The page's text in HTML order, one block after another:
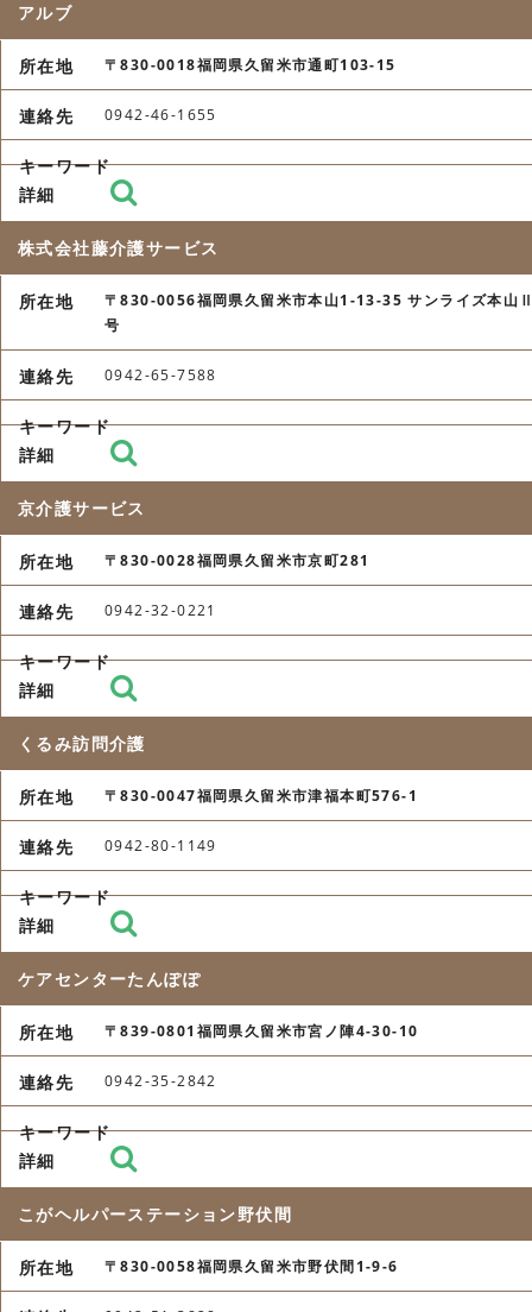
アルブ
〒830-0018福岡県久留米市通町103-15
0942-46-1655
株式会社藤介護サービス
〒830-0056福岡県久留米市本山1-13-35 サンライズ本山
号
0942-65-7588
京介護サービス
〒830-0028福岡県久留米市京町281
0942-32-0221
くるみ訪問介護
〒830-0047福岡県久留米市津福本町576-1
0942-80-1149
ケアセンターたんぽぽ
〒839-0801福岡県久留米市宮ノ陣4-30-10
0942-35-2842
こがヘルパーステーション野伏間
〒830-0058福岡県久留米市野伏間1-9-6